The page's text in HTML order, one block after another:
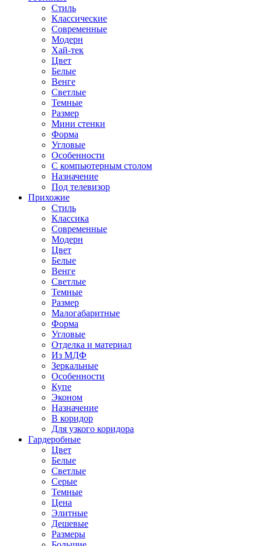
Стиль
Классические
Современные
Модерн
Хай-тек
Цвет
Белые
Венге
Светлые
Темные
Размер
Мини стенки
Форма
Угловые
Особенности
С компьютерным столом
Назначение
Под телевизор
Прихожие
Стиль
Классика
Современные
Модерн
Цвет
Белые
Венге
Светлые
Темные
Размер
Малогабаритные
Форма
Угловые
Отделка и материал
Из МДФ
Зеркальные
Особенности
Купе
Эконом
Назначение
В коридор
Для узкого коридора
Гардеробные
Цвет
Белые
Светлые
Серые
Темные
Цена
Элитные
Дешевые
Размеры